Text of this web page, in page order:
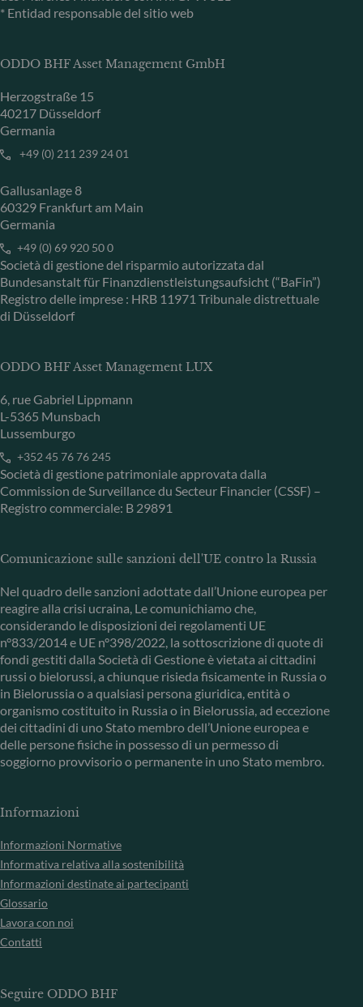
* Entidad responsable del sitio web
ODDO BHF Asset Management GmbH
Herzogstraße 15
40217 Düsseldorf
Germania
+49 (0) 211 239 24 01
Gallusanlage 8
60329 Frankfurt am Main
Germania
+49 (0) 69 920 50 0
Società di gestione del risparmio autorizzata dal
Bundesanstalt für Finanzdienstleistungsaufsicht (“BaFin”)
Registro delle imprese : HRB 11971 Tribunale distrettuale
di Düsseldorf
ODDO BHF Asset Management LUX
6, rue Gabriel Lippmann
L-5365 Munsbach
Lussemburgo
+352 45 76 76 245
Società di gestione patrimoniale approvata dalla
Commission de Surveillance du Secteur Financier (CSSF) –
Registro commerciale: B 29891
Comunicazione sulle sanzioni dell'UE contro la Russia
Nel quadro delle sanzioni adottate dall’Unione europea per
reagire alla crisi ucraina, Le comunichiamo che,
considerando le disposizioni dei regolamenti UE
n°833/2014 e UE n°398/2022, la sottoscrizione di quote di
fondi gestiti dalla Società di Gestione è vietata ai cittadini
russi o bielorussi, a chiunque risieda fisicamente in Russia o
in Bielorussia o a qualsiasi persona giuridica, entità o
organismo costituito in Russia o in Bielorussia, ad eccezione
dei cittadini di uno Stato membro dell’Unione europea e
delle persone fisiche in possesso di un permesso di
soggiorno provvisorio o permanente in uno Stato membro.
Informazioni
Informazioni Normative
Informativa relativa alla sostenibilità
Informazioni destinate ai partecipanti
Glossario
Lavora con noi
Contatti
Seguire ODDO BHF